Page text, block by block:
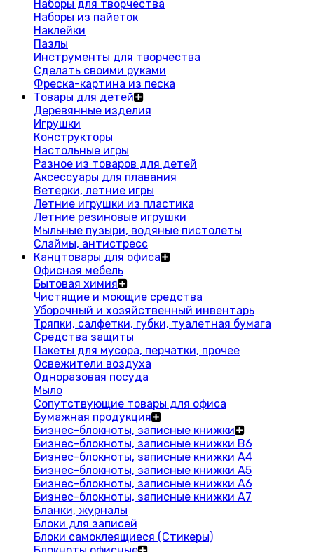
Наборы для творчества
Наборы из пайеток
Наклейки
Пазлы
Инструменты для творчества
Сделать своими руками
Фреска-картина из песка
Товары для детей
Деревянные изделия
Игрушки
Конструкторы
Настольные игры
Разное из товаров для детей
Аксессуары для плавания
Ветерки, летние игры
Летние игрушки из пластика
Летние резиновые игрушки
Мыльные пузыри, водяные пистолеты
Слаймы, антистресс
Канцтовары для офиса
Офисная мебель
Бытовая химия
Чистящие и моющие средства
Уборочный и хозяйственный инвентарь
Тряпки, салфетки, губки, туалетная бумага
Средства защиты
Пакеты для мусора, перчатки, прочее
Освежители воздуха
Одноразовая посуда
Мыло
Сопутствующие товары для офиса
Бумажная продукция
Бизнес-блокноты, записные книжки
Бизнес-блокноты, записные книжки В6
Бизнес-блокноты, записные книжки A4
Бизнес-блокноты, записные книжки А5
Бизнес-блокноты, записные книжки А6
Бизнес-блокноты, записные книжки А7
Бланки, журналы
Блоки для записей
Блоки самоклеящиеся (Стикеры)